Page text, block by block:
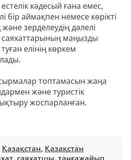
кәдесый ғана емес,
бір аймақпен немесе көрікті
зерделеудің дәлелі
саяхаттарының маңызды
елінің көркем
топтамасын жаңа
және туристік
жоспарланған.
Қазақстан, Қазақстан
, саяхатшы, таңғажайып